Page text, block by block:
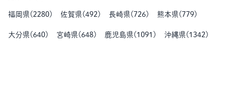
福岡県( 2280) 佐賀県(492 ) 長崎県( 726) 熊本県( 779)
大分県( 640) 宮崎県( 648) 鹿児島県( 1091 ) 沖縄県( 1342 )